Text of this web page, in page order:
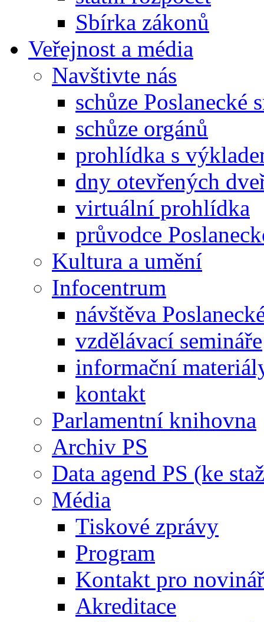
Sbírka zákonů
Veřejnost a média
Navštivte nás
schůze Poslanecké
schůze orgánů
prohlídka s
dny otevřených
virtuální prohlídka
průvodce
Kultura a umění
Infocentrum
návštěva
vzdělávací semináře
informační
kontakt
Parlamentní knihovna
Archiv PS
Data agend PS (ke
Média
Tiskové zprávy
Program
Kontakt pro
Akreditace